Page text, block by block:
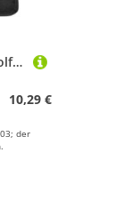
Aymzbd Tennisballhalter, Golfbälle, Gürteltasche für Training, Pickleball, Fitness
10,29 €
der